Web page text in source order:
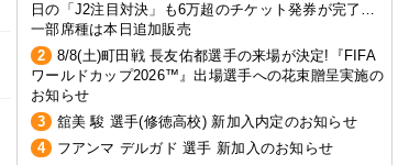
日の「J2注目対決」も6万超のチケット発券が完了…
一部席種は本日追加販売
2
8/8(土)町田戦 長友佑都選手の来場が決定!『FIFA
ワールドカップ2026™』出場選手への花束贈呈実施の
お知らせ
3
舘美 駿 選手(修徳高校) 新加入内定のお知らせ
4
フアンマ デルガド 選手 新加入のお知らせ